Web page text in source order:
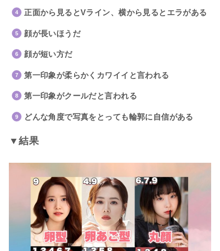
正面から見るとVライン、横から見るとエラがある
顔が長いほうだ
顔が短い方だ
第一印象が柔らかくカワイイと言われる
第一印象がクールだと言われる
どんな角度で写真をとっても輪郭に自信がある
▼結果